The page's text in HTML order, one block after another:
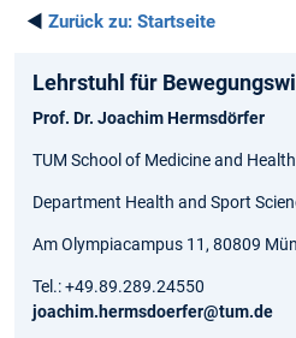
◄ Zurück zu: Startseite
Lehrstuhl für
Prof. Dr. Joachim Hermsdörfer
TUM School of Medicine and Health
Department Health and Sport
Am Olympiacampus 11, 80809
Tel.: +49.89.289.24550
joachim.hermsdoerfer@tum.de